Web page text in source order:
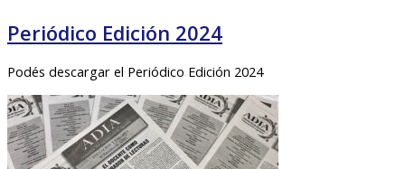
Periódico Edición 2024
Podés descargar el Periódico Edición 2024